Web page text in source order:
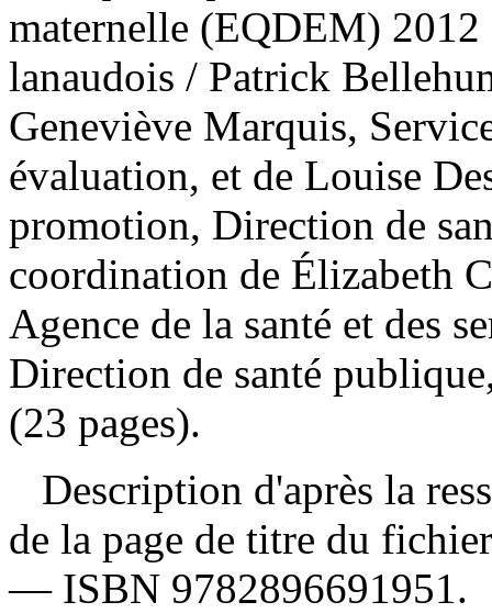
maternelle (EQDEM) 2012
lanaudois / Patrick
Geneviève Marquis,
évaluation, et de Louise
promotion, Direction de
coordination de Élizabeth
Agence de la santé et des
Direction de santé
(23 pages).
Description d'après la
de la page de titre du
— ISBN 9782896691951.